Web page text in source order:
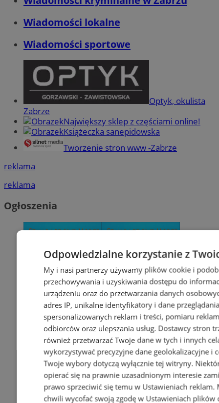
Wiadomości lokalne
Wiadomości sportowe
Optyk, okulista
Zabrze
Największy sklep z częściami online!
Książeczka sanepidowska
Tworzenie stron www -Zabrze
reklama
reklama
Ogłoszenia
Odpowiedzialne korzystanie z
My i nasi partnerzy używamy plików cookie i
przechowywania i uzyskiwania dostępu do
urządzeniu oraz do przetwarzania danych
adres IP, unikalne identyfikatory i dane
spersonalizowanych reklam i treści, pomiaru
odbiorców oraz ulepszania usług. Dostawcy stron
również przetwarzać Twoje dane w tych i innych
wykorzystywać precyzyjne dane geolokalizacyjne i
Twoje wybory dotyczą wyłącznie tej witryny.
opierać się na prawnie uzasadnionym interesie
prawo sprzeciwić się temu w Ustawieniach reklam.
chwili wycofać swoją zgodę w Ustawieniach plików